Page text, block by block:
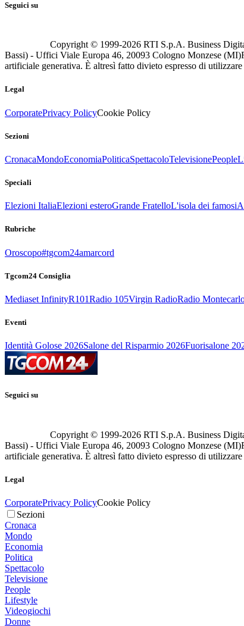
Seguici su
Copyright © 1999-2026 RTI S.p.A. Business
Bassi) - Uffici Viale Europa 46, 20093 Cologno Monzese (MI)
artificiale generativa. È altresì fatto divieto espresso di
Legal
CorporatePrivacy PolicyCookie Policy
Sezioni
CronacaMondoEconomiaPoliticaSpettacoloTelevisionePeople
Speciali
Elezioni ItaliaElezioni esteroGrande FratelloL'isola dei famosi
Rubriche
Oroscopo#tgcom24amarcord
Tgcom24 Consiglia
Mediaset InfinityR101Radio 105Virgin RadioRadio
Eventi
Identità Golose 2026Salone del Risparmio 2026Fuorisalone
Seguici su
Copyright © 1999-2026 RTI S.p.A. Business
Bassi) - Uffici Viale Europa 46, 20093 Cologno Monzese (MI)
artificiale generativa. È altresì fatto divieto espresso di
Legal
CorporatePrivacy PolicyCookie Policy
Sezioni
Cronaca
Mondo
Economia
Politica
Spettacolo
Televisione
People
Lifestyle
Videogiochi
Donne